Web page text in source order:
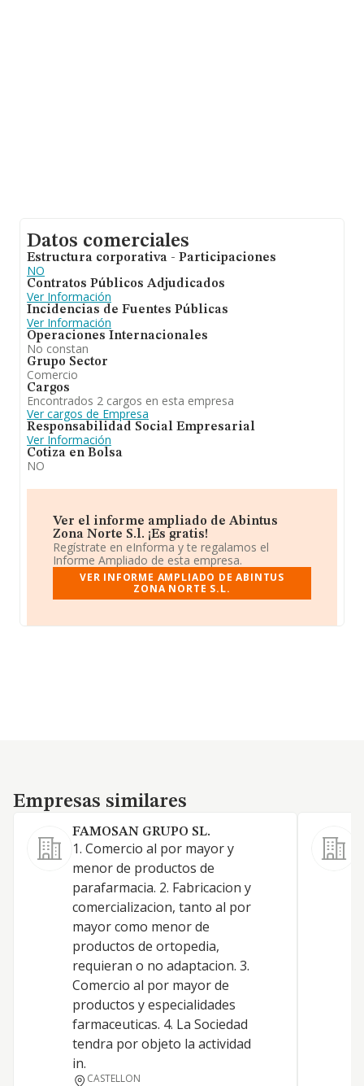
Datos comerciales
Estructura corporativa - Participaciones
NO
Contratos Públicos Adjudicados
Ver Información
Incidencias de Fuentes Públicas
Ver Información
Operaciones Internacionales
No constan
Grupo Sector
Comercio
Cargos
Encontrados 2 cargos en esta empresa
Ver cargos de Empresa
Responsabilidad Social Empresarial
Ver Información
Cotiza en Bolsa
NO
Ver el informe ampliado de Abintus
Zona Norte S.l. ¡Es gratis!
Regístrate en eInforma y te regalamos el
Informe Ampliado de esta empresa.
VER INFORME AMPLIADO DE ABINTUS
ZONA NORTE S.L.
Empresas similares
Empresas similares
FAMOSAN GRUPO SL.
1. Comercio al por mayor y
menor de productos de
parafarmacia. 2. Fabricacion y
comercializacion, tanto al por
mayor como menor de
productos de ortopedia,
requieran o no adaptacion. 3.
Comercio al por mayor de
productos y especialidades
farmaceuticas. 4. La Sociedad
tendra por objeto la actividad
in.
CASTELLON